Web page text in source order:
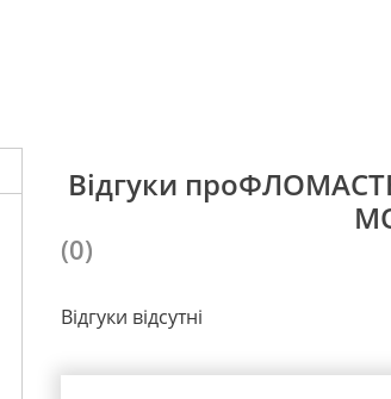
Відгуки
(0)
Відгуки відсутні